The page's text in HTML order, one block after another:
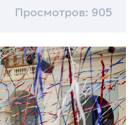
Просмотров: 905